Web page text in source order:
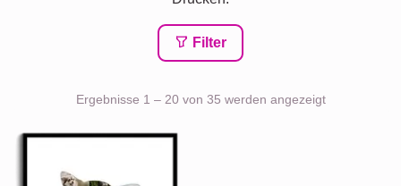
Filter
Ergebnisse 1 – 20 von 35 werden angezeigt